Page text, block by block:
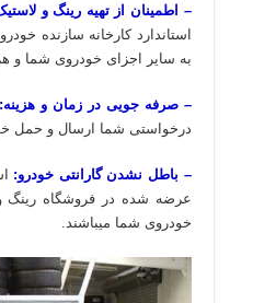
– اطمینان از تهیه رینگ و
استاندارد کارخانه سازنده
به سایر اجزای خودروی شما و
– صرفه جویی در زمان و هزینه:
درخواستی شما ارسال و حمل
– باطل نشدن گارانتی خودرو:
عرضه شده در فروشگاه رینگ و
خودروی شما میباشند.